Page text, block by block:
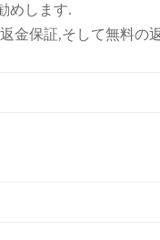
めします.
金保証,そして無料の